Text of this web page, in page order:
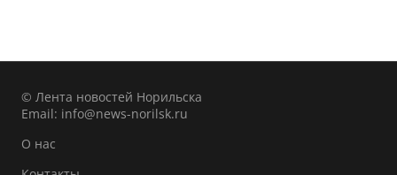
© Лента новостей Норильска
Email: info@news-norilsk.ru
О нас